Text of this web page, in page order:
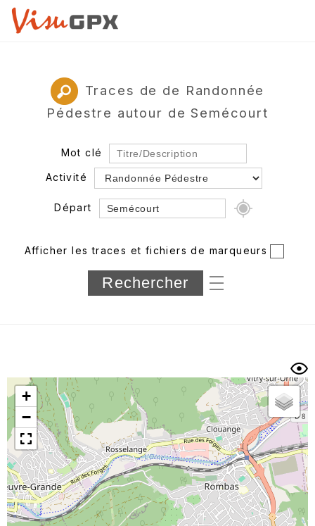
Traces de de Randonnée
Pédestre autour de Semécourt
Mot clé
Activité
Départ
Département
Longueur min/max
Trier par
Horodatage Photos
Afficher les traces et fichiers de marqueurs
+
−